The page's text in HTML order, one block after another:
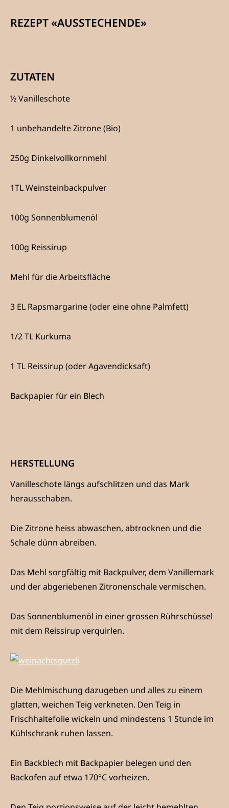
REZEPT «AUSSTECHENDE»
ZUTATEN
½ Vanilleschote
1 unbehandelte Zitrone (Bio)
250g Dinkelvollkornmehl
1TL Weinsteinbackpulver
100g Sonnenblumenöl
100g Reissirup
Mehl für die Arbeitsfläche
3 EL Rapsmargarine (oder eine ohne Palmfett)
1/2 TL Kurkuma
1 TL Reissirup (oder Agavendicksaft)
Backpapier für ein Blech
HERSTELLUNG
Vanilleschote längs aufschlitzen und das Mark
herausschaben.
Die Zitrone heiss abwaschen, abtrocknen und die
Schale dünn abreiben.
Das Mehl sorgfältig mit Backpulver, dem Vanillemark
und der abgeriebenen Zitronenschale vermischen.
Das Sonnenblumenöl in einer grossen Rührschüssel
mit dem Reissirup verquirlen.
Die Mehlmischung dazugeben und alles zu einem
glatten, weichen Teig verkneten. Den Teig in
Frischhaltefolie wickeln und mindestens 1 Stunde im
Kühlschrank ruhen lassen.
Ein Backblech mit Backpapier belegen und den
Backofen auf etwa 170°C vorheizen.